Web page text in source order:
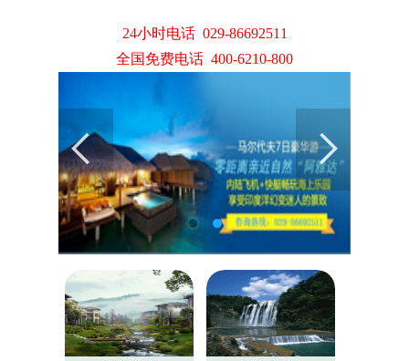
24小时电话 029-86692511
全国免费电话 400-6210-800